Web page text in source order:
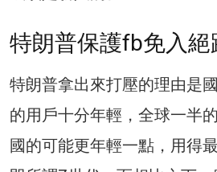
特朗普保護fb免入絕
特朗普拿出來打壓的理由是
的用戶十分年輕，全球一半
國的可能更年輕一點，用得